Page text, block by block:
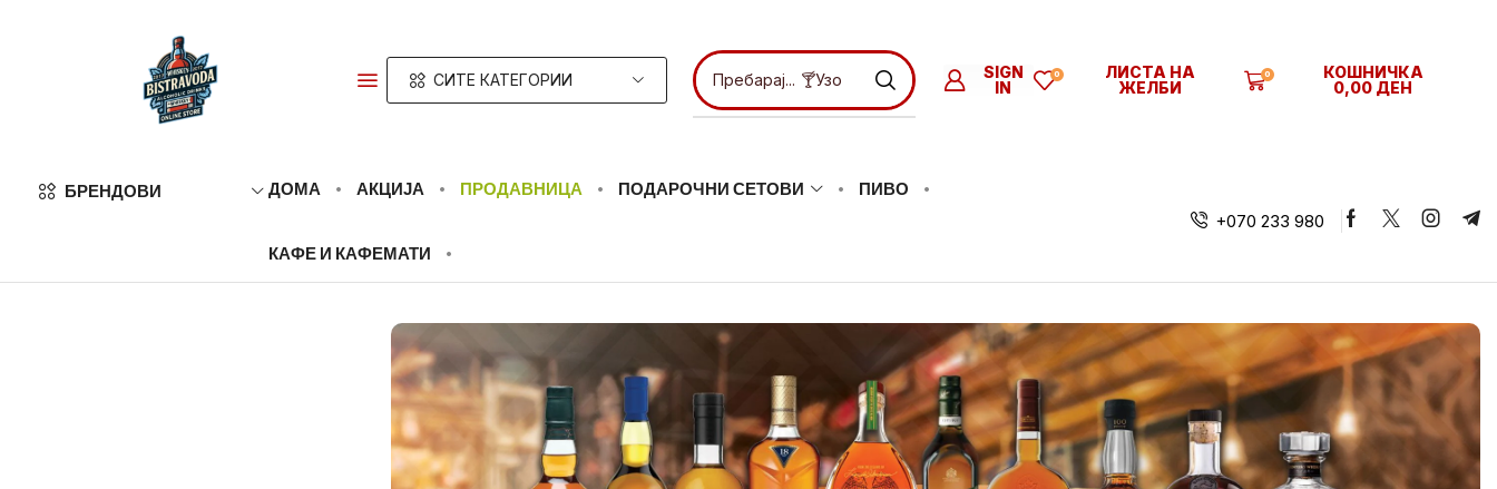
СИТЕ КАТЕГОРИИ Пребарај... 🍸Узо
SIGN
IN
0
ЛИСТА НА
ЖЕЛБИ
0
КОШНИЧКА
0,00 ДЕН
БРЕНДОВИ ДОМА АКЦИЈА ПРОДАВНИЦА ПОДАРОЧНИ СЕТОВИ ПИВО
КАФЕ И КАФЕМАТИ
+070 233 980